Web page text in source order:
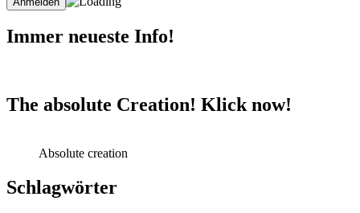
Immer neueste Info!
The absolute Creation! Klick now!
Absolute creation
Schlagwörter